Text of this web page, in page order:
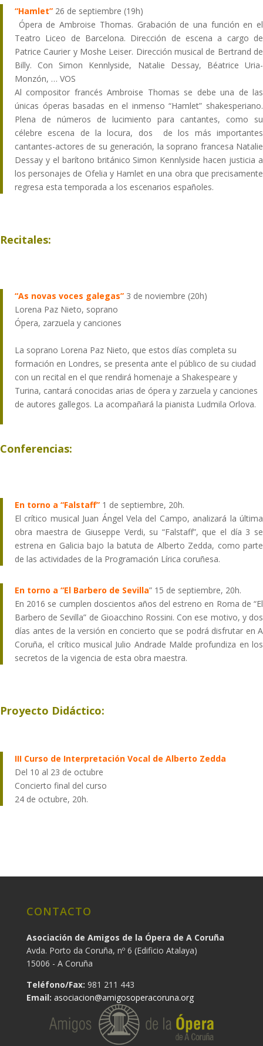
“Hamlet” 26 de septiembre (19h)
Ópera de Ambroise Thomas. Grabación de una función en el
Teatro Liceo de Barcelona. Dirección de escena a cargo de
Patrice Caurier y Moshe Leiser. Dirección musical de Bertrand de
Billy. Con Simon Kennlyside, Natalie Dessay, Béatrice Uria-
Monzón, … VOS
Al compositor francés Ambroise Thomas se debe una de las
únicas óperas basadas en el inmenso “Hamlet” shakesperiano.
Plena de números de lucimiento para cantantes, como su
célebre escena de la locura, dos de los más importantes
cantantes-actores de su generación, la soprano francesa Natalie
Dessay y el barítono británico Simon Kennlyside hacen justicia a
los personajes de Ofelia y Hamlet en una obra que precisamente
regresa esta temporada a los escenarios españoles.
Recitales:
“As novas voces galegas” 3 de noviembre (20h)
Lorena Paz Nieto, soprano
Ópera, zarzuela y canciones
La soprano Lorena Paz Nieto, que estos días completa su
formación en Londres, se presenta ante el público de su ciudad
con un recital en el que rendirá homenaje a Shakespeare y
Turina, cantará conocidas arias de ópera y zarzuela y canciones
de autores gallegos. La acompañará la pianista Ludmila Orlova.
Conferencias:
En torno a “Falstaff” 1 de septiembre, 20h.
El crítico musical Juan Ángel Vela del Campo, analizará la última
obra maestra de Giuseppe Verdi, su “Falstaff”, que el día 3 se
estrena en Galicia bajo la batuta de Alberto Zedda, como parte
de las actividades de la Programación Lírica coruñesa.
En torno a “El Barbero de Sevilla” 15 de septiembre, 20h.
En 2016 se cumplen doscientos años del estreno en Roma de “El
Barbero de Sevilla” de Gioacchino Rossini. Con ese motivo, y dos
días antes de la versión en concierto que se podrá disfrutar en A
Coruña, el crítico musical Julio Andrade Malde profundiza en los
secretos de la vigencia de esta obra maestra.
Proyecto Didáctico:
III Curso de Interpretación Vocal de Alberto Zedda
Del 10 al 23 de octubre
Concierto final del curso
24 de octubre, 20h.
CONTACTO
Asociación de Amigos de la Ópera de A Coruña
Avda. Porto da Coruña, nº 6 (Edificio Atalaya)
15006 - A Coruña
Teléfono/Fax: 981 211 443
Email: asociacion@amigosoperacoruna.org